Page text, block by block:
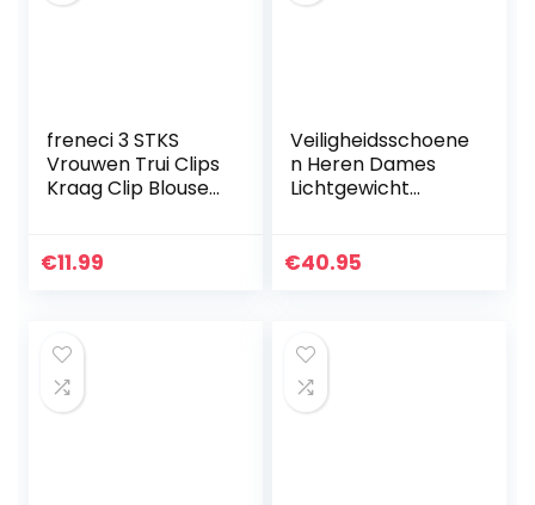
freneci 3 STKS
Vrouwen Trui Clips
Kraag Clip Blouse
€11.99
Veiligheidsschoene
n Heren Dames
Lichtgewicht
Shoes S3 Ademend
€40.95